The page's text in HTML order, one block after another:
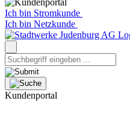
Ich bin Stromkunde
Ich bin Netzkunde
Kundenportal